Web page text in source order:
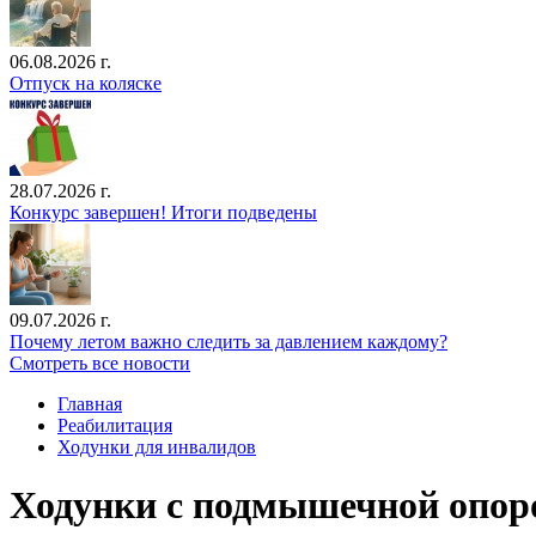
06.08.2026 г.
Отпуск на коляске
28.07.2026 г.
Конкурс завершен! Итоги подведены
09.07.2026 г.
Почему летом важно следить за давлением каждому?
Смотреть все новости
Главная
Реабилитация
Ходунки для инвалидов
Ходунки с подмышечной